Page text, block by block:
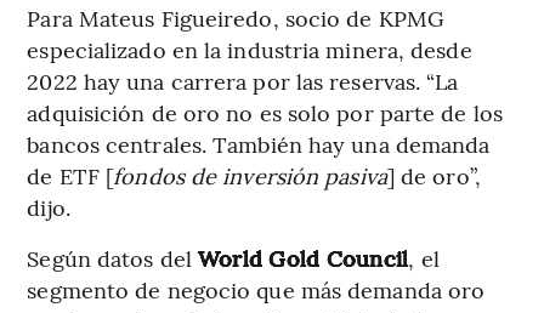
Para Mateus Figueiredo, socio de KPMG
especializado en la industria minera, desde
2022 hay una carrera por las reservas. “La
adquisición de oro no es solo por parte de los
bancos centrales. También hay una demanda
de ETF [fondos de inversión pasiva] de oro”,
dijo.
Según datos del World Gold Council, el
segmento de negocio que más demanda oro